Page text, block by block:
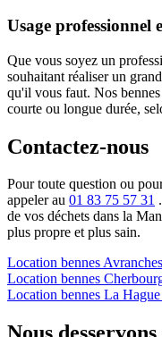
Usage professionnel
Que vous soyez un
souhaitant réaliser un
qu'il vous faut. Nos
courte ou longue durée,
Contactez-nous
Pour toute question ou
appeler au 01 83 75 57 31
de vos déchets dans la
plus propre et plus sain.
Location bennesAvranches
Location bennes
Location bennes La Hague